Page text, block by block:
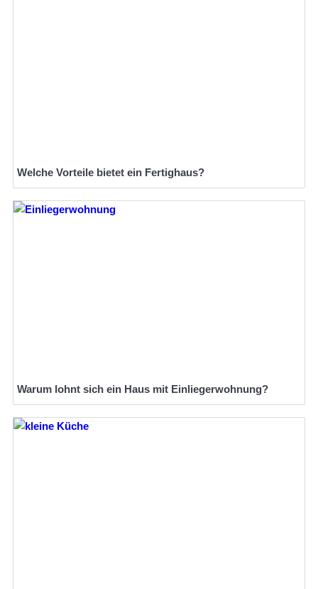
Welche Vorteile bietet ein Fertighaus?
Warum lohnt sich ein Haus mit Einliegerwohnung?